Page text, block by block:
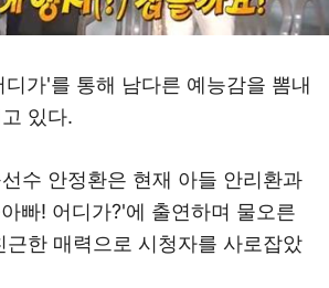
가'를 통해 남다른 예능감을 뽐내
있다.
수 안정환은 현재 아들 안리환과
빠! 어디가?'에 출연하며 물오른
근한 매력으로 시청자를 사로잡았